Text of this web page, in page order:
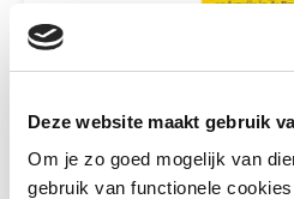
Deze website maakt gebruik
Om je zo goed mogelijk van
gebruik van functionele
Een
de Universiteit